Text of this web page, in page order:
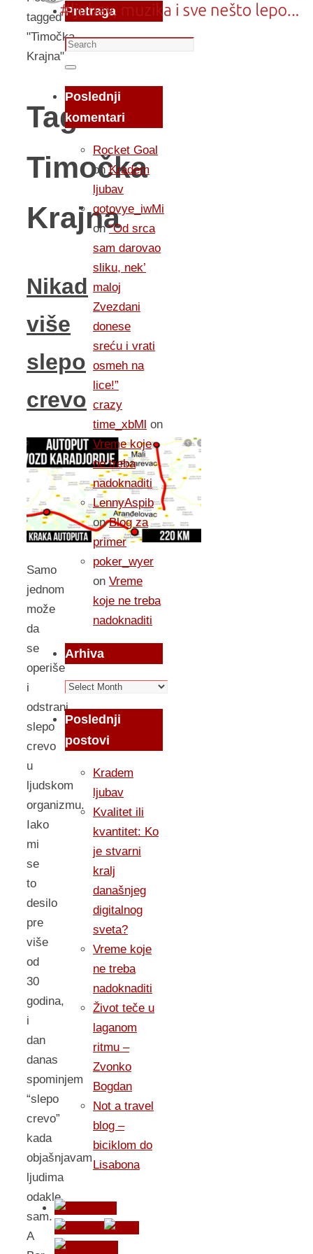
tagged
"Timočka
Krajna"
Tag:
Timočka
Krajna
Nikad
više
slepo
crevo
Samo
jednom
može
da
se
operiše
i
odstrani
slepo
crevo
u
ljudskom
organizmu.
Iako
mi
se
to
desilo
pre
više
od
30
godina,
i
dan
danas
spominjem
“slepo
crevo”
kada
objašnjavam
ljudima
odakle
sam.
A
Pretraga
Search
for:
Search
Poslednji
komentari
Rocket Goal
onKradem
ljubav
gotovye_iwMi
on“Od srca
sam darovao
sliku, nek’
maloj
Zvezdani
donese
sreću i vrati
osmeh na
lice!”
crazy
time_xbMl on
Vreme koje
ne treba
nadoknaditi
LennyAspib
onBlog za
primer
poker_wyer
on Vreme
koje ne treba
nadoknaditi
Arhiva
Arhiva
Poslednji
postovi
Kradem
ljubav
Kvalitet ili
kvantitet: Ko
je stvarni
kralj
današnjeg
digitalnog
sveta?
Vreme koje
ne treba
nadoknaditi
Život teče u
laganom
ritmu –
Zvonko
Bogdan
Not a travel
blog –
biciklom do
Lisabona